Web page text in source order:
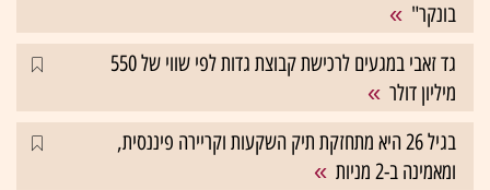
בונקר"
גד זאבי במגעים לרכישת קבוצת גדות לפי שווי של 550
מיליון דולר
בגיל 26 היא מתחזקת תיק השקעות וקריירה פיננסית,
ומאמינה ב-2 מניות